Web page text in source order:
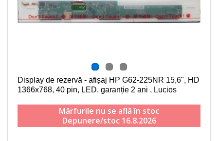
Display de rezervă - afișaj HP G62-225NR 15,6", HD
1366x768, 40 pin, LED, garanție 2 ani , Lucios
Mărfurile nu se află în stoc
Depunere/stoc 16.8.2026